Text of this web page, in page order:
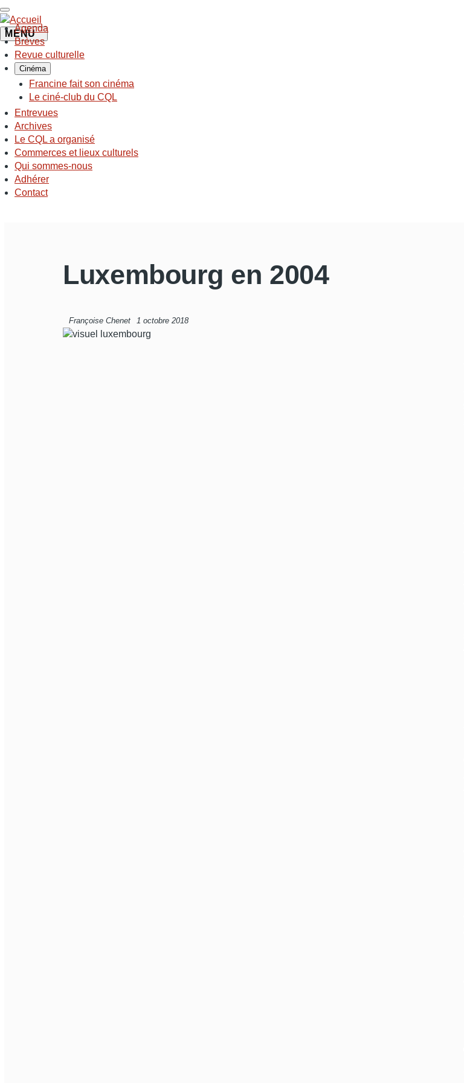
Aller
au
contenu
principal
MENU
NAVIGATION
PRINCIPALE
Agenda
Brèves
Revue culturelle
Cinéma
Francine fait son cinéma
Le ciné-club du CQL
Entrevues
Archives
Le CQL a organisé
Commerces et lieux culturels
Qui sommes-nous
Adhérer
Contact
Luxembourg en 2004
Françoise Chenet 1 octobre 2018